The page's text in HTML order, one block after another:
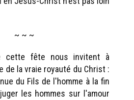
~ ~ ~
cette fête nous invitent à
de la vraie royauté du Christ :
du Fils de l'homme à la fin
les hommes sur l'amour